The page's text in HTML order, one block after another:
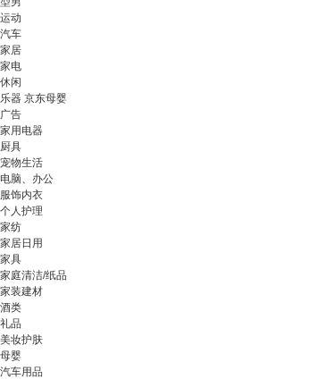
运动
汽车
家居
家电
休闲
乐器 京东母婴
广告
家用电器
厨具
宠物生活
电脑、办公
服饰内衣
个人护理
家纺
家居日用
家具
家庭清洁/纸品
家装建材
酒类
礼品
美妆护肤
母婴
汽车用品